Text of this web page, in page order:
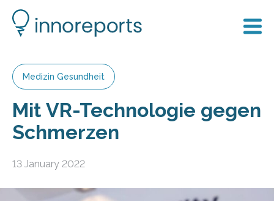
Medizin Gesundheit
Mit VR-Technologie gegen
Schmerzen
13 January 2022